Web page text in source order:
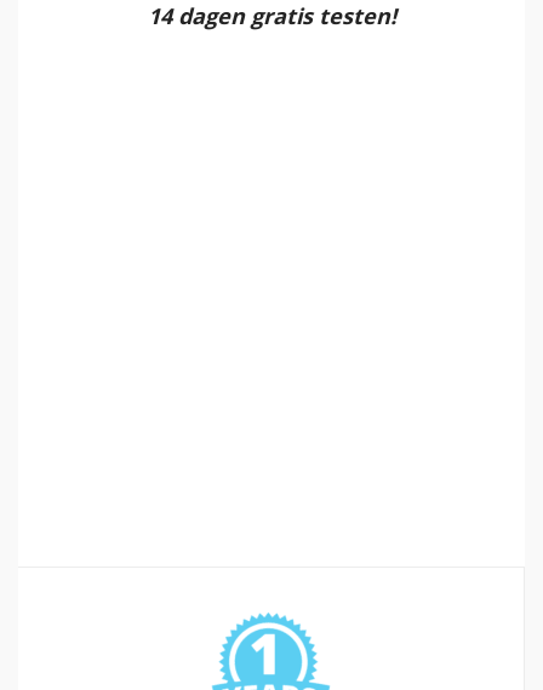
14 dagen gratis testen!